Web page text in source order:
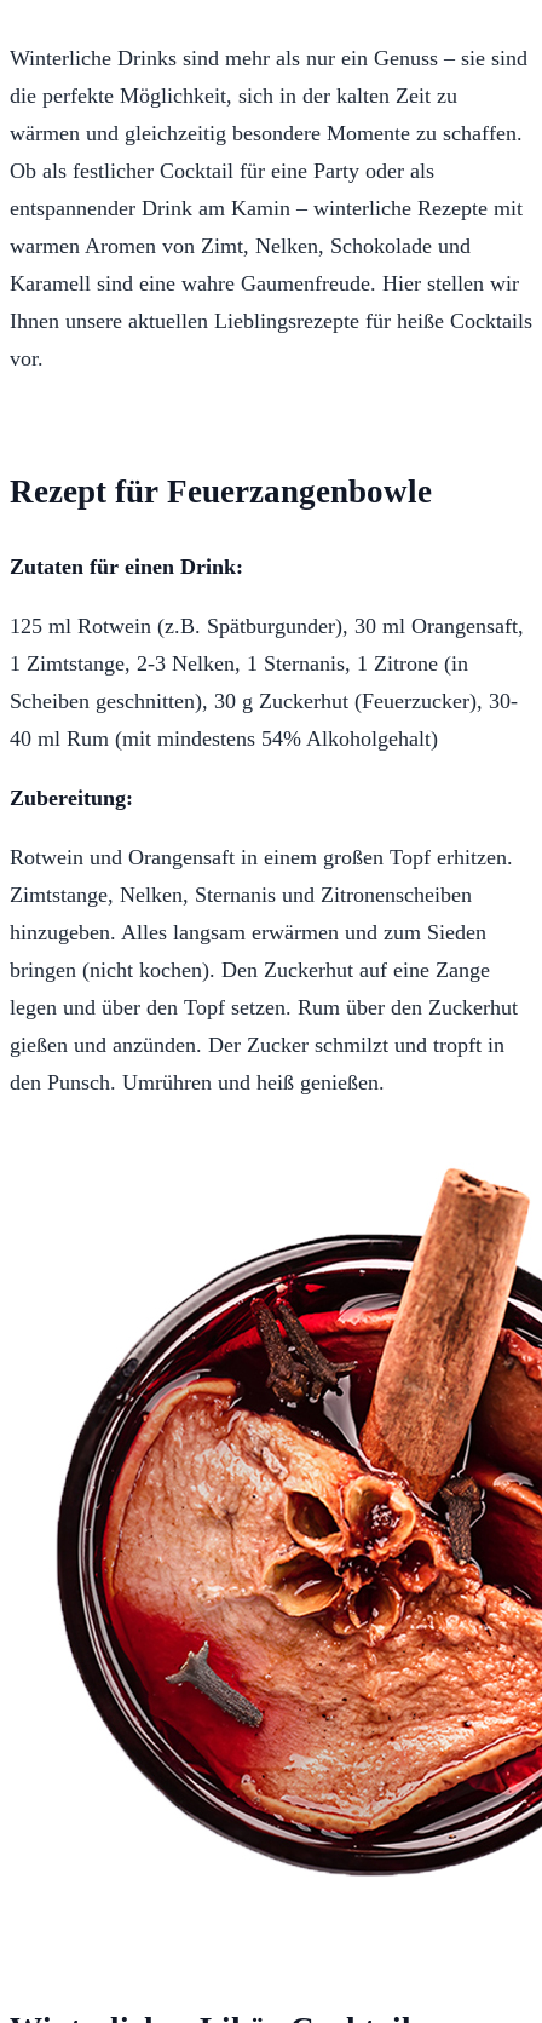
Winterliche Drinks sind mehr als nur ein Genuss – sie sind
die perfekte Möglichkeit, sich in der kalten Zeit zu
wärmen und gleichzeitig besondere Momente zu schaffen.
Ob als festlicher Cocktail für eine Party oder als
entspannender Drink am Kamin – winterliche Rezepte mit
warmen Aromen von Zimt, Nelken, Schokolade und
Karamell sind eine wahre Gaumenfreude. Hier stellen wir
Ihnen unsere aktuellen Lieblingsrezepte für heiße Cocktails
vor.
Rezept für Feuerzangenbowle
Zutaten für einen Drink:
125 ml Rotwein (z.B. Spätburgunder), 30 ml Orangensaft,
1 Zimtstange, 2-3 Nelken, 1 Sternanis, 1 Zitrone (in
Scheiben geschnitten), 30 g Zuckerhut (Feuerzucker), 30-
40 ml Rum (mit mindestens 54% Alkoholgehalt)
Zubereitung:
Rotwein und Orangensaft in einem großen Topf erhitzen.
Zimtstange, Nelken, Sternanis und Zitronenscheiben
hinzugeben. Alles langsam erwärmen und zum Sieden
bringen (nicht kochen). Den Zuckerhut auf eine Zange
legen und über den Topf setzen. Rum über den Zuckerhut
gießen und anzünden. Der Zucker schmilzt und tropft in
den Punsch. Umrühren und heiß genießen.